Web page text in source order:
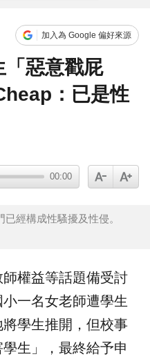
加入為 Google 偏好來源
「惡意戳屁
：已是性
00:00
經構成性騷擾及性侵。
權益等話題備受討
小一名女老師遭學生
學生推開，但校事
生」，最終給予申